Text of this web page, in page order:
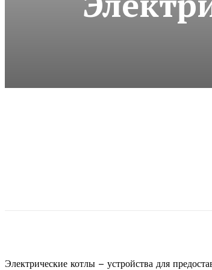
Электрические котлы – устройства для